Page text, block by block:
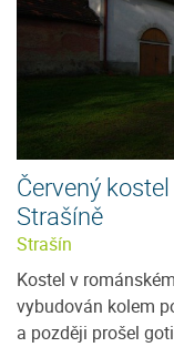
Červený
Strašíně
Strašín
Kostel v
vybudován kolem
a později prošel